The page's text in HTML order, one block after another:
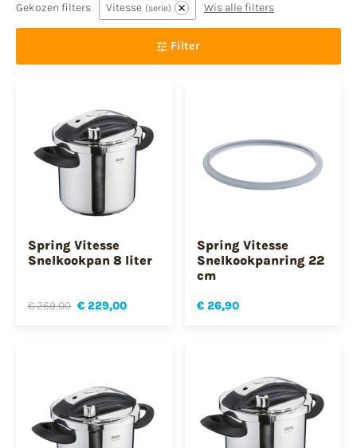
Gekozen filters Vitesse serie Wis alle filters
Filter
Spring Vitesse
Snelkookpan 8 liter
€ 269,00 € 229,00
Spring Vitesse
Snelkookpanring 22
cm
€ 26,90